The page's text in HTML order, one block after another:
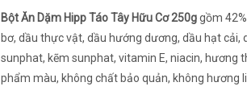
Bột Ăn Dặm Hipp Táo Tây Hữu Cơ 250ggồm
bơ, dầu thực vật, dầu hướng dương, dầu hạt cải,
sunphat, kẽm sunphat, vitamin E, niacin, hương
phẩm màu, không chất bảo quản, không hương